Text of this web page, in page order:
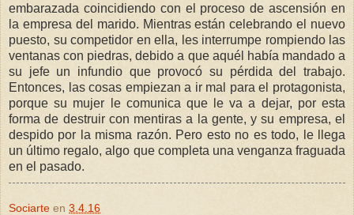
embarazada coincidiendo con el proceso de ascensión en
la empresa del marido. Mientras están celebrando el nuevo
puesto, su competidor en ella, les interrumpe rompiendo las
ventanas con piedras, debido a que aquél había mandado a
su jefe un infundio que provocó su pérdida del trabajo.
Entonces, las cosas empiezan a ir mal para el protagonista,
porque su mujer le comunica que le va a dejar, por esta
forma de destruir con mentiras a la gente, y su empresa, el
despido por la misma razón. Pero esto no es todo, le llega
un último regalo, algo que completa una venganza fraguada
en el pasado.
Sociarte en 3.4.16